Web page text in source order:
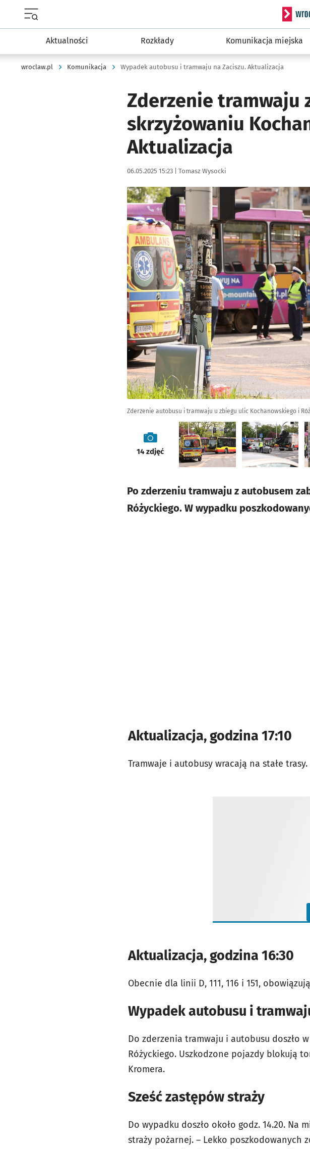
Serwis
Aktualności Rozkłady Komunikacja miejska
wroclaw.pl Komunikacja Wypadek autobusu i tramwaju na Zaciszu. Aktualizacja
Zderzenie tramwaju
skrzyżowaniu
Aktualizacja
Data publikacji:
06.05.2025 15:23 | Autor:
Tomasz Wysocki
Kliknij, aby zobaczyć galerię
Zderzenie autobusu i tramwaju u zbiegu ulic Kochanowskiego i
galeria
14zdjęć
Po zderzeniu tramwaju z autobusem
Różyckiego. W wypadku
Aktualizacja, godzina 17:10
Tramwaje i autobusy wracają na stałe
Aktualizacja, godzina 16:30
Obecnie dla linii D, 111, 116 i 151,
Wypadek autobusu i
Do zderzenia tramwaju i autobusu doszło
Różyckiego. Uszkodzone pojazdy blokują
Kromera.
Sześć zastępów straży
Do wypadku doszło około godz. 14.20. Na
straży pożarnej. – Lekko poszkodowanych